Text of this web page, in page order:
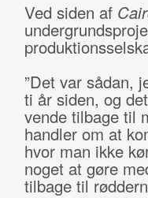
Ved siden af
”Det var sådan,
ti år siden, og
vende tilbage til
handler om at
hvor man ikke
noget at gøre
tilbage til